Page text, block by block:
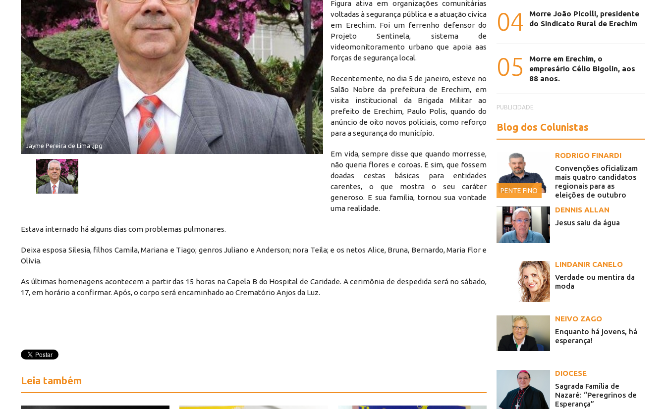
Jayme Pereira de Lima .jpg
Figura ativa em organizações comunitárias
voltadas à segurança pública e a atuação cívica
em Erechim. Foi um ferrenho defensor do
Projeto Sentinela, sistema de
videomonitoramento urbano que apoia aas
forças de segurança local.
Recentemente, no dia 5 de janeiro, esteve no
Salão Nobre da prefeitura de Erechim, em
visita institucional da Brigada Militar ao
prefeito de Erechim, Paulo Polis, quando do
anúncio de oito novos policiais, como reforço
para a segurança do município.
Em vida, sempre disse que quando morresse,
não queria flores e coroas. E sim, que fossem
doadas cestas básicas para entidades
carentes, o que mostra o seu caráter
generoso. E sua família, tornou sua vontade
uma realidade.
Estava internado há alguns dias com problemas pulmonares.
Deixa esposa Silesia, filhos Camila, Mariana e Tiago; genros Juliano e Anderson; nora Teila; e os netos Alice, Bruna, Bernardo, Maria Flor e
Olívia.
As últimas homenagens acontecem a partir das 15 horas na Capela B do Hospital de Caridade. A cerimônia de despedida será no sábado,
17, em horário a confirmar. Após, o corpo será encaminhado ao Crematório Anjos da Luz.
Leia também
04
Morre João Picolli, presidente
do Sindicato Rural de Erechim
05
Morre em Erechim, o
empresário Célio Bigolin, aos
88 anos.
PUBLICIDADE
Blog dos Colunistas
PENTE FINO
RODRIGO FINARDI
Convenções oficializam
mais quatro candidatos
regionais para as
eleições de outubro
DENNIS ALLAN
Jesus saiu da água
LINDANIR CANELO
Verdade ou mentira da
moda
NEIVO ZAGO
Enquanto há jovens, há
esperança!
DIOCESE
Sagrada Família de
Nazaré: “Peregrinos de
Esperança”